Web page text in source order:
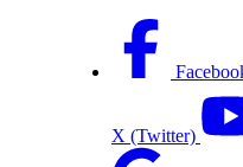
X (Twitter)